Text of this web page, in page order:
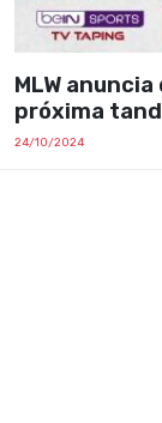
MLW
próxima
24/10/2024